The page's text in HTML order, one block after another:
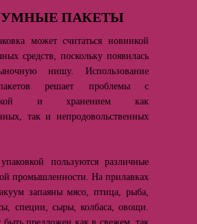
ПАКЕТЫ
может считаться новинкой
средств, поскольку появилась
нишу. Использование
решает проблемы с
и хранением как
так и непродовольственных
пользуются различные
промышленности. На прилавках
запаяны мясо, птица, рыба,
специи, сыры, колбаса, овощи.